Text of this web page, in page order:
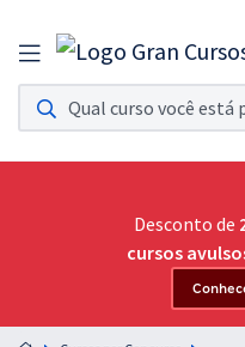
Assinatura Ilimitada 11
Acesso a todos os cursos. Teste
Assinatura OAB Até
Acesso ilimitado a toda
Preparação completa e intensiva
Desconto de
cursos